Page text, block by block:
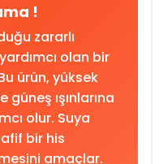
!
zararlı
olan bir
ürün, yüksek
ışınlarına
olur. Suya
bir his
amaçlar.